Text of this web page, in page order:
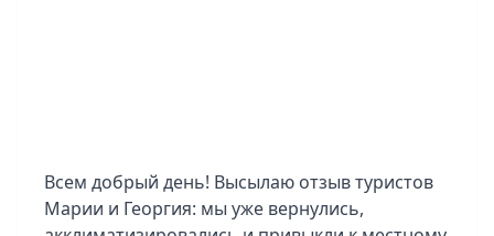
Всем добрый день! Высылаю отзыв туристов
Марии и Георгия: мы уже вернулись,